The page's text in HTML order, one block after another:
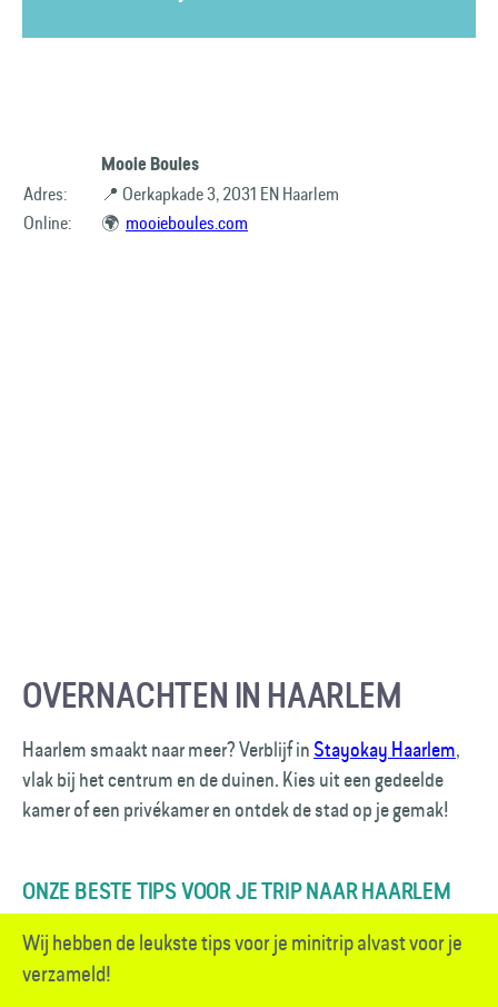
Mooie Boules
Adres:
📍 Oerkapkade 3, 2031 EN Haarlem
Online:
🌍 mooieboules.com
OVERNACHTEN IN HAARLEM
Haarlem smaakt naar meer? Verblijf in Stayokay Haarlem,
vlak bij het centrum en de duinen. Kies uit een gedeelde
kamer of een privékamer en ontdek de stad op je gemak!
ONZE BESTE TIPS VOOR JE TRIP NAAR HAARLEM
Wij hebben de leukste tips voor je minitrip alvast voor je
verzameld!